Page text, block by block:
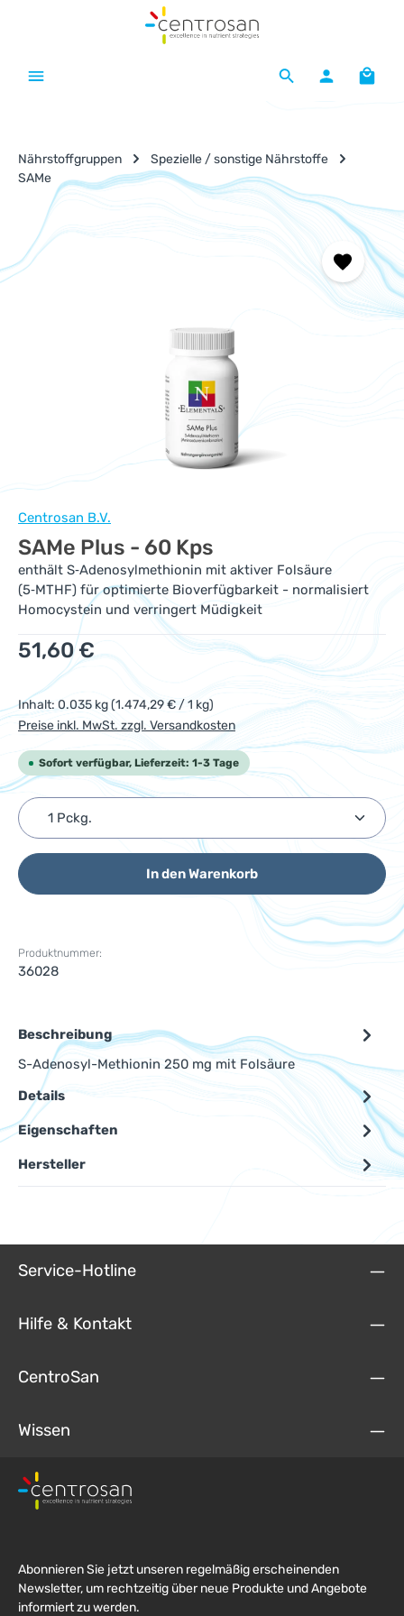
Zum Hauptinhalt springen
Nährstoffgruppen
Spezielle / sonstige Nährstoffe
SAMe
Bildergalerie überspringen
Centrosan B.V.
SAMe Plus - 60 Kps
enthält S‑Adenosylmethionin mit aktiver Folsäure
(5‑MTHF) für optimierte Bioverfügbarkeit - normalisiert
Homocystein und verringert Müdigkeit
Regulärer Preis:
51,60 €
Inhalt: 0.035 kg(1.474,29 € / 1 kg)
Preise inkl. MwSt. zzgl. Versandkosten
Sofort verfügbar, Lieferzeit: 1-3 Tage
Produkt Anzahl: Gib den gewünschten Wert ein
In den Warenkorb
Produktnummer:
36028
Beschreibung
S-Adenosyl-Methionin 250 mg mit Folsäure
Details
Eigenschaften
Hersteller
Service-Hotline
Hilfe & Kontakt
CentroSan
Wissen
Abonnieren Sie jetzt unseren regelmäßig erscheinenden
Newsletter, um rechtzeitig über neue Produkte und Angebote
informiert zu werden.